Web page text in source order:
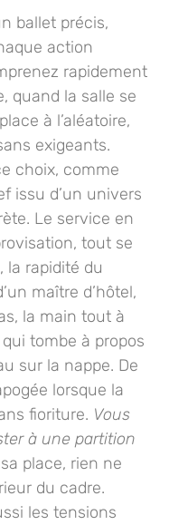
ballet précis,
action
rapidement
quand la salle se
à l’aléatoire,
exigeants.
choix, comme
issu d’un univers
Le service en
tout se
la rapidité du
maître d’hôtel,
la main tout à
tombe à propos
sur la nappe. De
lorsque la
fioriture. Vous
à une partition
place, rien ne
du cadre.
les tensions